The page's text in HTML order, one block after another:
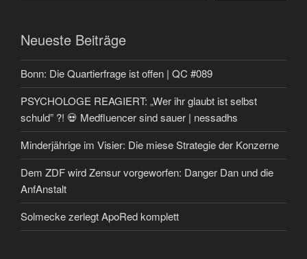
Neueste Beiträge
Bonn: Die Quartierfrage ist offen | QC #089
PSYCHOLOGE REAGIERT: „Wer ihr glaubt ist selbst
schuld” ?! 💀 Medfluencer sind sauer | nessadhs
Minderjährige im Visier: Die miese Strategie der Konzerne
Dem ZDF wird Zensur vorgeworfen: Danger Dan und die
AnfAnstalt
Solmecke zerlegt ApoRed komplett